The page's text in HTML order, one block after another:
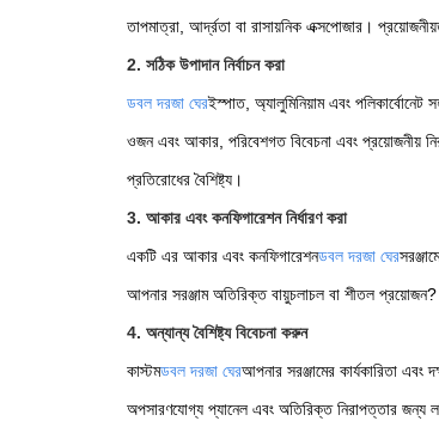
তাপমাত্রা, আর্দ্রতা বা রাসায়নিক এক্সপোজার।
2. সঠিক উপাদান নির্বাচন করা
ডবল দরজা ঘেরইস্পাত, অ্যালুমিনিয়াম এবং
ওজন এবং আকার, পরিবেশগত বিবেচনা এবং প্রয়োজনীয়
প্রতিরোধের বৈশিষ্ট্য।
3. আকার এবং কনফিগারেশন নির্ধারণ করা
একটি এর আকার এবং কনফিগারেশনডবল দরজা ঘের
আপনার সরঞ্জাম অতিরিক্ত বায়ুচলাচল বা শীতল
4. অন্যান্য বৈশিষ্ট্য বিবেচনা করুন
কাস্টমডবল দরজা ঘেরআপনার সরঞ্জামের কার্যকারিতা এবং
অপসারণযোগ্য প্যানেল এবং অতিরিক্ত নিরাপত্তার জন্য